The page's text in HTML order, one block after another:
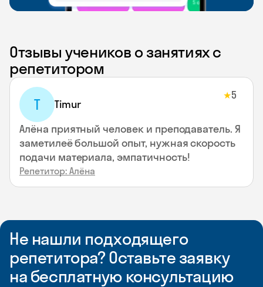
Отзывы учеников о занятиях с
репетитором
T Timur
★5
Алёна приятный человек и преподаватель. Я
заметилеё большой опыт, нужная скорость
подачи материала, эмпатичность!
Репетитор: Алёна
Не нашли подходящего
репетитора? Оставьте заявку
на бесплатную консультацию